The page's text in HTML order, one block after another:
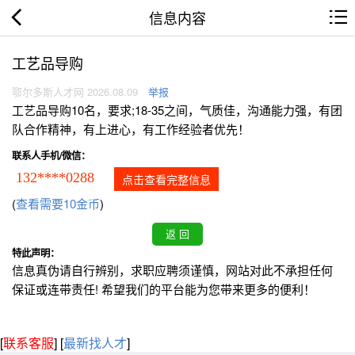
信息内容
工艺品导购
鄂尔多斯人才网 2026.08.09 举报
工艺品导购10名，要求;18-35之间，气质佳，沟通能力强，有团
队合作精神，有上进心，有工作经验者优先！
联系人手机/微信：
132****0288 点击查看完整信息
(查看需要10金币)
特此声明：
信息真伪请自行辨别，求职应聘须谨慎，网站对此不承担任何
保证或连带责任! 希望我们的平台能为您带来更多的便利！
[联系客服] [最新找人才]